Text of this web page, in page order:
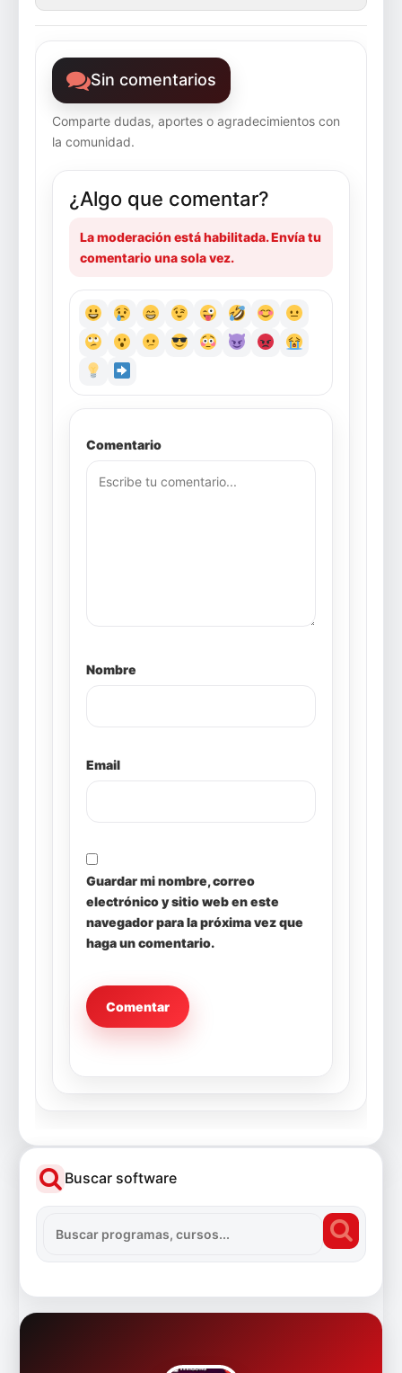
Sin comentarios
Comparte dudas, aportes o agradecimientos con
la comunidad.
¿Algo que comentar?
La moderación está habilitada. Envía tu
comentario una sola vez.
Comentario
Nombre
Email
Guardar mi nombre, correo
electrónico y sitio web en este
navegador para la próxima vez que
haga un comentario.
Buscar software